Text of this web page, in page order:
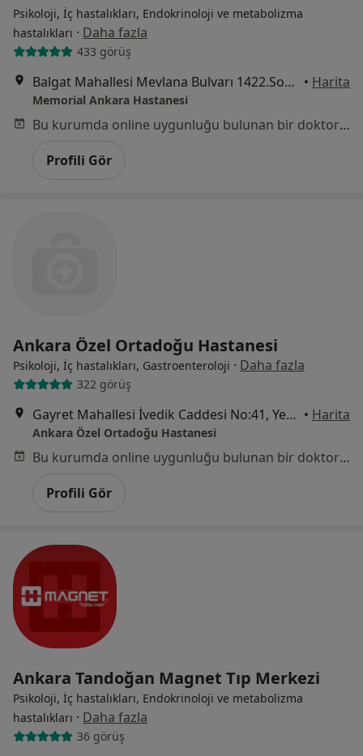
Psikoloji, İç hastalıkları, Endokrinoloji ve metabolizma
hastalıkları · Daha fazla
433 görüş
Balgat Mahallesi Mevlana Bulvarı 1422.Sokak No:4, Çankaya • Harita
Memorial Ankara Hastanesi
Bu kurumda online uygunluğu bulunan bir doktor veya uzman bulunamadı
Profili Gör
Ankara Özel Ortadoğu Hastanesi
Psikoloji, İç hastalıkları, Gastroenteroloji · Daha fazla
322 görüş
Gayret Mahallesi İvedik Caddesi No:41, Yenimahalle • Harita
Ankara Özel Ortadoğu Hastanesi
Bu kurumda online uygunluğu bulunan bir doktor veya uzman bulunamadı
Profili Gör
Ankara Tandoğan Magnet Tıp Merkezi
Psikoloji, İç hastalıkları, Endokrinoloji ve metabolizma
hastalıkları · Daha fazla
36 görüş